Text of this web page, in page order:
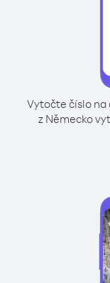
Vytočte číslo na
z Německo